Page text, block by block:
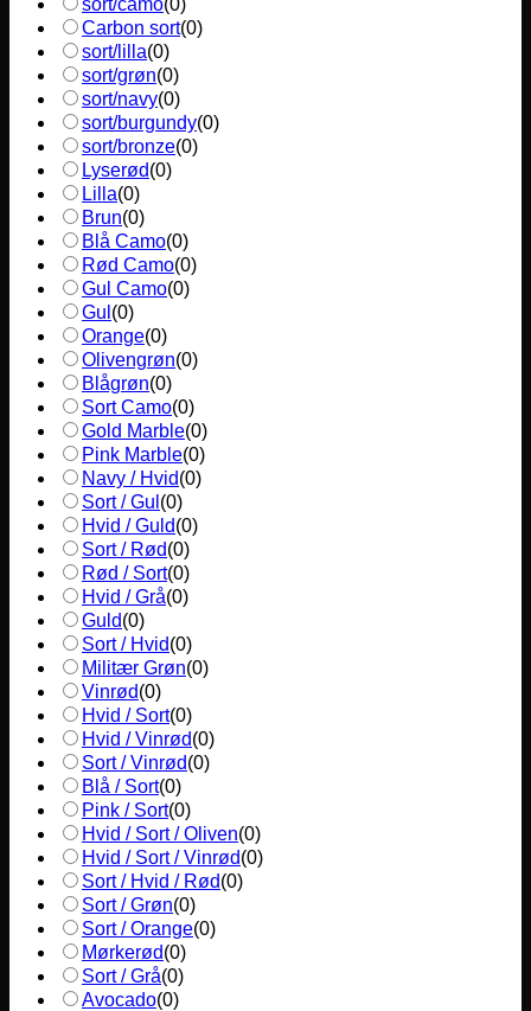
Carbon sort(0)
sort/lilla(0)
sort/grøn(0)
sort/navy(0)
sort/burgundy(0)
sort/bronze(0)
Lyserød(0)
Lilla(0)
Brun(0)
Blå Camo(0)
Rød Camo(0)
Gul Camo(0)
Gul (0)
Orange(0)
Olivengrøn(0)
Blågrøn(0)
Sort Camo(0)
Gold Marble(0)
Pink Marble(0)
Navy / Hvid(0)
Sort / Gul (0)
Hvid / Guld(0)
Sort / Rød(0)
Rød / Sort(0)
Hvid / Grå(0)
Guld(0)
Sort / Hvid(0)
Militær Grøn(0)
Vinrød(0)
Hvid / Sort(0)
Hvid / Vinrød(0)
Sort / Vinrød(0)
Blå / Sort(0)
Pink / Sort(0)
Hvid / Sort / Oliven(0)
Hvid / Sort / Vinrød(0)
Sort / Hvid / Rød(0)
Sort / Grøn(0)
Sort / Orange(0)
Mørkerød(0)
Sort / Grå(0)
Avocado(0)